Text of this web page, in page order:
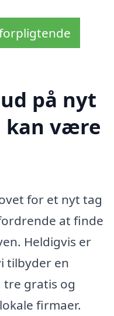
på nyt
kan være
for et nyt tag
at finde
Heldigvis er
tilbyder en
tre gratis og
firmaer.